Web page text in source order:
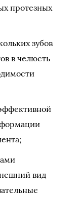
протезных
зубов
в челюсть
вид